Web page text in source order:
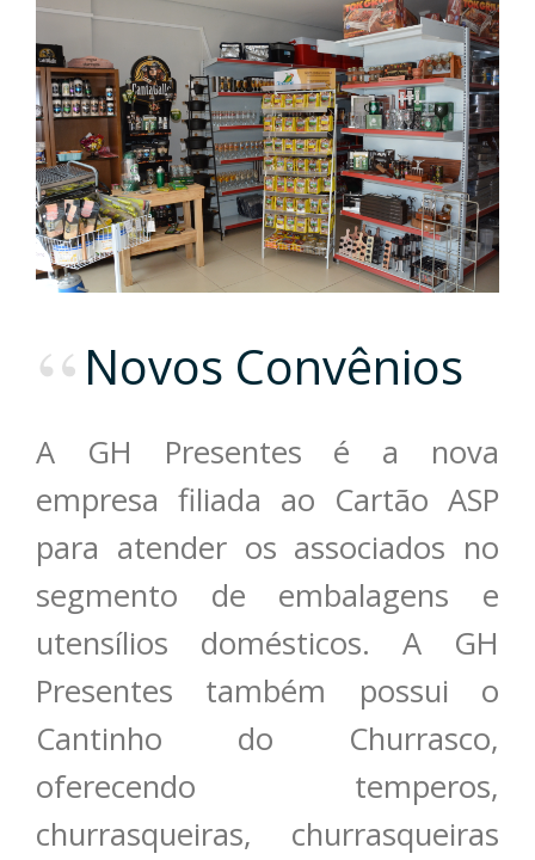
Novos Convênios
A GH Presentes é a nova
empresa filiada ao Cartão ASP
para atender os associados no
segmento de embalagens e
utensílios domésticos. A GH
Presentes também possui o
Cantinho do Churrasco,
oferecendo temperos,
churrasqueiras, churrasqueiras